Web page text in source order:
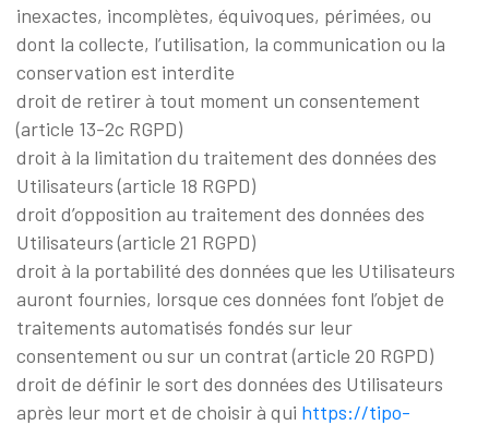
inexactes, incomplètes, équivoques, périmées, ou
dont la collecte, l’utilisation, la communication ou la
conservation est interdite
droit de retirer à tout moment un consentement
(article 13-2c RGPD)
droit à la limitation du traitement des données des
Utilisateurs (article 18 RGPD)
droit d’opposition au traitement des données des
Utilisateurs (article 21 RGPD)
droit à la portabilité des données que les Utilisateurs
auront fournies, lorsque ces données font l’objet de
traitements automatisés fondés sur leur
consentement ou sur un contrat (article 20 RGPD)
droit de définir le sort des données des Utilisateurs
après leur mort et de choisir à qui https://tipo-